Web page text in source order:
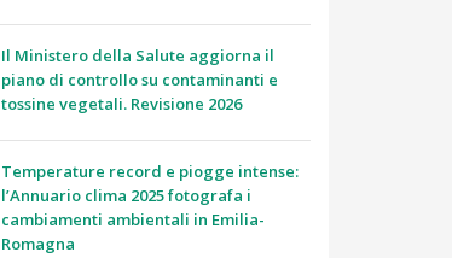
Il Ministero della Salute aggiorna il
piano di controllo su contaminanti e
tossine vegetali. Revisione 2026
Temperature record e piogge intense:
l’Annuario clima 2025 fotografa i
cambiamenti ambientali in Emilia-
Romagna